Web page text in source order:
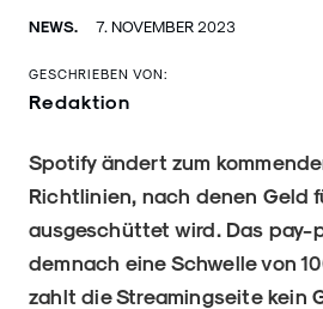
NEWS. 7. NOVEMBER 2023
GESCHRIEBEN VON:
Redaktion
Spotify ändert zum
Richtlinien, nach denen Geld
ausgeschüttet wird. Das pay-
demnach eine Schwelle von
zahlt die Streamingseite kein